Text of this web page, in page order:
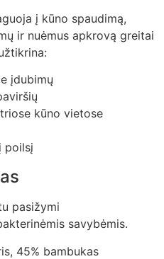
į kūno spaudimą,
ir nuėmus apkrovą greitai
įdubimų
kūno vietose
poilsį
pasižymi
savybėmis.
45% bambukas